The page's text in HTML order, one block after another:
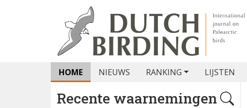
HOME NIEUWS RANKING LIJSTEN
Recente waarnemingen